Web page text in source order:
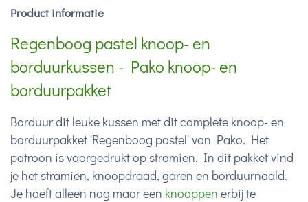
Product informatie
Regenboog pastel knoop- en
borduurkussen - Pako knoop- en
borduurpakket
Borduur dit leuke kussen met dit complete knoop- en
borduurpakket 'Regenboog pastel' van Pako. Het
patroon is voorgedrukt op stramien. In dit pakket vind
je het stramien, knoopdraad, garen en borduurnaald.
Je hoeft alleen nog maar een knooppen erbij te